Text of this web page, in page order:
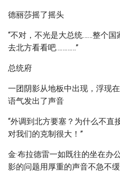
德丽莎摇了摇头
“不对，不光是大总统……整个国
去北方看看吧…………”
总统府
一团阴影从地板中出现，浮现
语气发出了声音
“外调到北方要塞？为什么不直
对我们的克制很大！”
金·布拉德雷一如既往的坐在办
影的问题用厚重的声音不急不缓